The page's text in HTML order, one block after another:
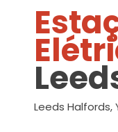
Leeds Halfords,